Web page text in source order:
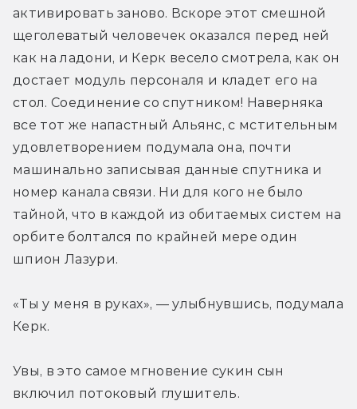
активировать заново. Вскоре этот смешной
щеголеватый человечек оказался перед ней
как на ладони, и Керк весело смотрела, как он
достает модуль персоналя и кладет его на
стол. Соединение со спутником! Наверняка
все тот же напастный Альянс, с мстительным
удовлетворением подумала она, почти
машинально записывая данные спутника и
номер канала связи. Ни для кого не было
тайной, что в каждой из обитаемых систем на
орбите болтался по крайней мере один
шпион Лазури.
«Ты у меня в руках», — улыбнувшись, подумала
Керк.
Увы, в это самое мгновение сукин сын
включил потоковый глушитель.